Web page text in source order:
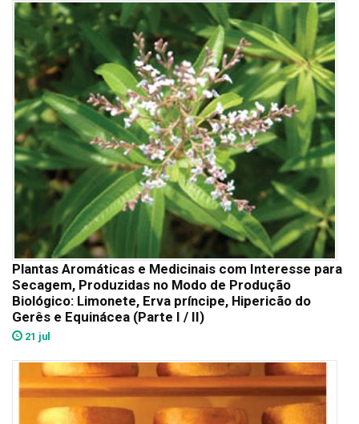
Plantas Aromáticas e Medicinais com Interesse para
Secagem, Produzidas no Modo de Produção
Biológico: Limonete, Erva príncipe, Hipericão do
Gerês e Equinácea (Parte I / II)
21 jul